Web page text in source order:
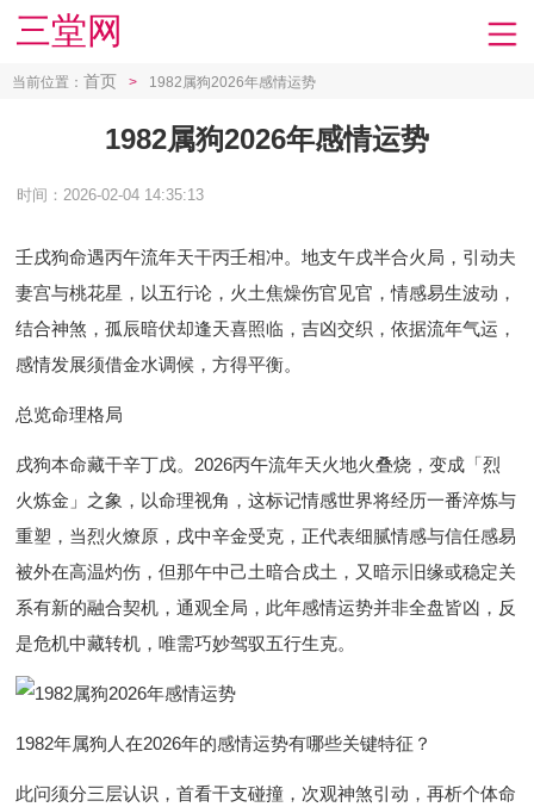
三堂网
当前位置： 首页 > 1982属狗2026年感情运势
1982属狗2026年感情运势
时间：2026-02-04 14:35:13
壬戌狗命遇丙午流年天干丙壬相冲。地支午戌半合火局，引动夫
妻宫与桃花星，以五行论，火土焦燥伤官见官，情感易生波动，
结合神煞，孤辰暗伏却逢天喜照临，吉凶交织，依据流年气运，
感情发展须借金水调候，方得平衡。
总览命理格局
戌狗本命藏干辛丁戊。2026丙午流年天火地火叠烧，变成「烈
火炼金」之象，以命理视角，这标记情感世界将经历一番淬炼与
重塑，当烈火燎原，戌中辛金受克，正代表细腻情感与信任感易
被外在高温灼伤，但那午中己土暗合戌土，又暗示旧缘或稳定关
系有新的融合契机，通观全局，此年感情运势并非全盘皆凶，反
是危机中藏转机，唯需巧妙驾驭五行生克。
1982年属狗人在2026年的感情运势有哪些关键特征？
此问须分三层认识，首看干支碰撞，次观神煞引动，再析个体命